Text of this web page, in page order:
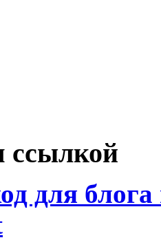
ссылкой
для